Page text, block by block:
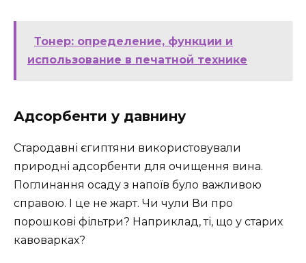
Тонер: определение, функции и
использование в печатной технике
Адсорбенти у давнину
Стародавні єгиптяни використовували
природні адсорбенти для очищення вина.
Поглинання осаду з напоїв було важливою
справою. І це не жарт. Чи чули Ви про
порошкові фільтри? Наприклад, ті, що у старих
кавоварках?